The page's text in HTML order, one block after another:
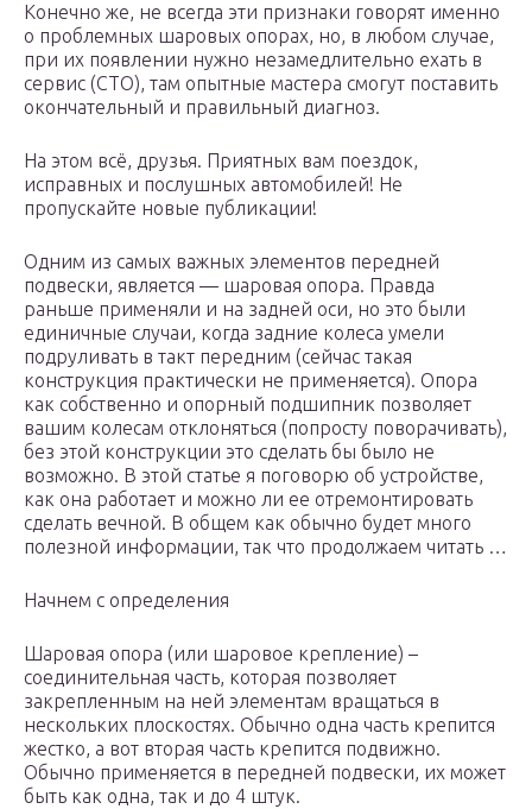
Конечно же, не всегда эти признаки говорят именно
о проблемных шаровых опорах, но, в любом случае,
при их появлении нужно незамедлительно ехать в
сервис (СТО), там опытные мастера смогут поставить
окончательный и правильный диагноз.
На этом всё, друзья. Приятных вам поездок,
исправных и послушных автомобилей! Не
пропускайте новые публикации!
Одним из самых важных элементов передней
подвески, является — шаровая опора. Правда
раньше применяли и на задней оси, но это были
единичные случаи, когда задние колеса умели
подруливать в такт передним (сейчас такая
конструкция практически не применяется). Опора
как собственно и опорный подшипник позволяет
вашим колесам отклоняться (попросту поворачивать),
без этой конструкции это сделать бы было не
возможно. В этой статье я поговорю об устройстве,
как она работает и можно ли ее отремонтировать
сделать вечной. В общем как обычно будет много
полезной информации, так что продолжаем читать …
Начнем с определения
Шаровая опора (или шаровое крепление) –
соединительная часть, которая позволяет
закрепленным на ней элементам вращаться в
нескольких плоскостях. Обычно одна часть крепится
жестко, а вот вторая часть крепится подвижно.
Обычно применяется в передней подвески, их может
быть как одна, так и до 4 штук.